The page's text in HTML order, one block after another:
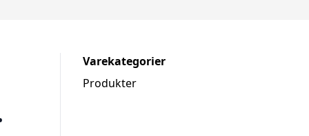
Varekategorier
Produkter